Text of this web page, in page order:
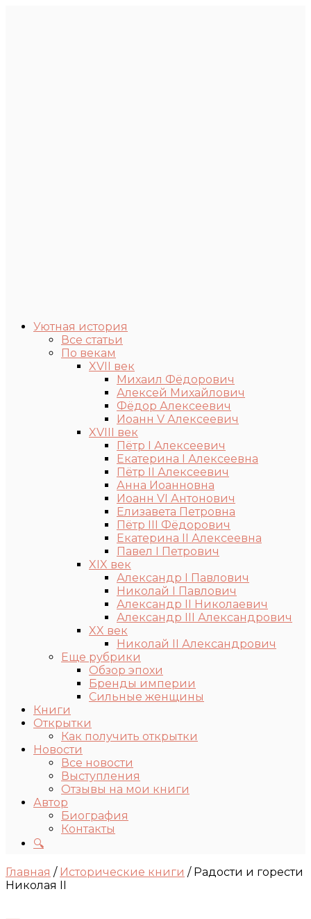
Уютная история
Все статьи
По векам
XVII век
Михаил Фёдорович
Алексей Михайлович
Фёдор Алексеевич
Иоанн V Алексеевич
XVIII век
Пётр I Алексеевич
Екатерина I Алексеевна
Пётр II Алексеевич
Анна Иоанновна
Иоанн VI Антонович
Елизавета Петровна
Пётр III Фёдорович
Екатерина II Алексеевна
Павел I Петрович
XIX век
Александр I Павлович
Николай I Павлович
Александр II Николаевич
Александр III Александрович
XX век
Николай II Александрович
Еще рубрики
Обзор эпохи
Бренды империи
Сильные женщины
Книги
Открытки
Как получить открытки
Новости
Все новости
Выступления
Отзывы на мои книги
Автор
Биография
Контакты
🔍
Главная / Исторические книги / Радости и горести
Николая II